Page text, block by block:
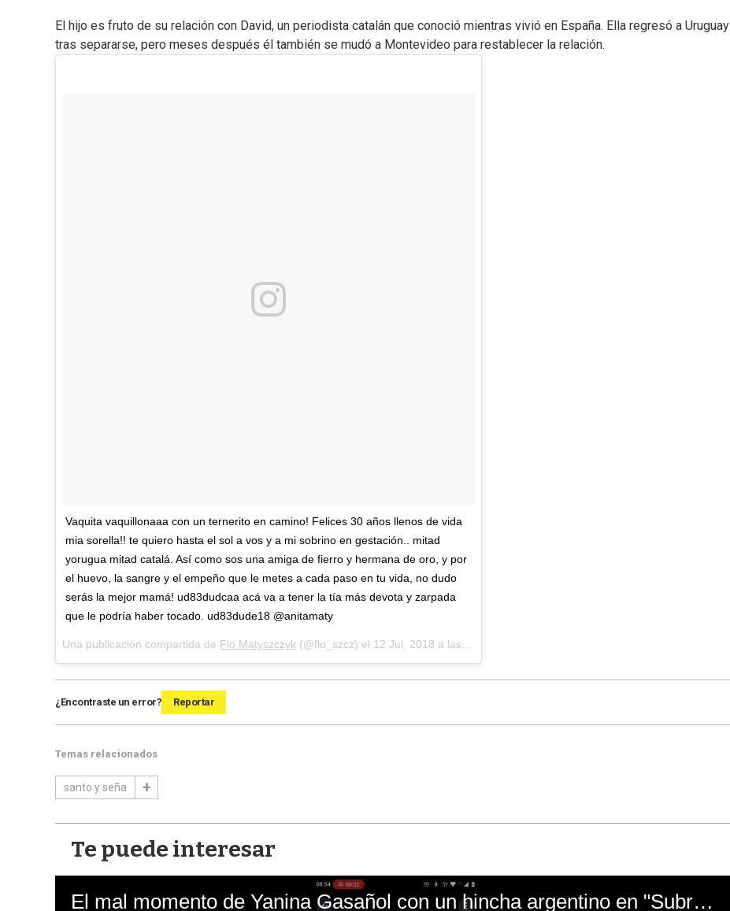
El hijo es fruto de su relación con David, un periodista catalán que conoció mientras vivió en España. Ella regresó a Uruguay
tras separarse, pero meses después él también se mudó a Montevideo para restablecer la relación.
Vaquita vaquillonaaa con un ternerito en camino! Felices 30 años llenos de vida
mia sorella!! te quiero hasta el sol a vos y a mi sobrino en gestación.. mitad
yorugua mitad catalá. Así como sos una amiga de fierro y hermana de oro, y por
el huevo, la sangre y el empeño que le metes a cada paso en tu vida, no dudo
serás la mejor mamá! ud83dudcaa acá va a tener la tía más devota y zarpada
que le podría haber tocado. ud83dude18 @anitamaty
Una publicación compartida de Flo Matyszczyk (@flo_szcz) el 12 Jul, 2018 a las 3:25 PDT
¿Encontraste un error? Reportar
Temas relacionados
santo y seña
Te puede interesar
El mal momento de Yanina Gasañol con un hincha argentino en "Subrayado"